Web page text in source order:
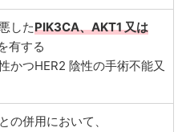
したPIK3CA、AKT1 又は
有する
かつHER2 陰性の手術不能又
の併用において、